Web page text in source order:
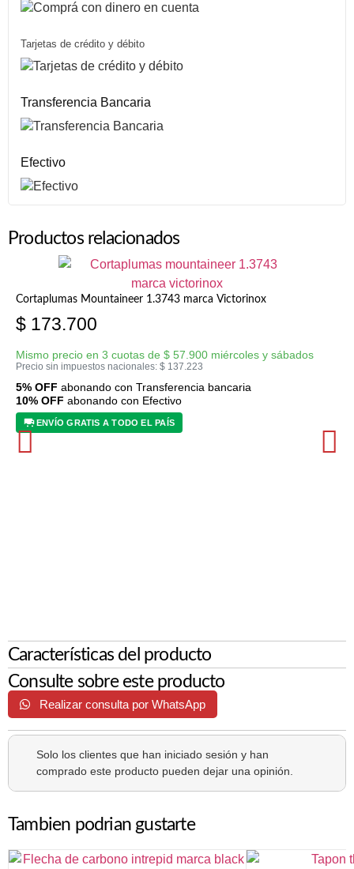
Tarjetas de crédito y débito
Transferencia Bancaria
Efectivo
Productos relacionados
Cortaplumas Mountaineer 1.3743 marca Victorinox
$ 173.700
Mismo precio en 3 cuotas de $ 57.900 miércoles y sábados
Precio sin impuestos nacionales: $ 137.223
5% OFF abonando con Transferencia bancaria
10% OFF abonando con Efectivo
ENVÍO GRATIS A TODO EL PAÍS
Características del producto
Consulte sobre este producto
Realizar consulta por WhatsApp
Solo los clientes que han iniciado sesión y han
comprado este producto pueden dejar una opinión.
Tambien podrian gustarte